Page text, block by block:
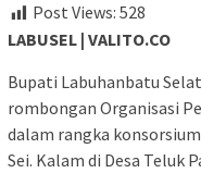
Post Views: 528
LABUSEL | VALITO.CO
Bupati Labuhanbatu
rombongan Organisasi
dalam rangka
Sei. Kalam di Desa Teluk